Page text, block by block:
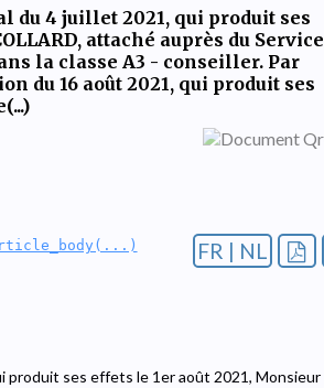
du 4 juillet 2021, qui produit ses
attaché auprès du Service
la classe A3 - conseiller. Par
du 16 août 2021, qui produit ses
FR | NL
produit ses effets le 1er août 2021, Monsieur